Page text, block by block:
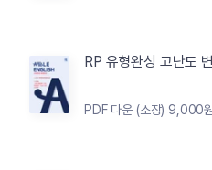
RP 유형완성 고난도
PDF 다운 (소장) 9,000원